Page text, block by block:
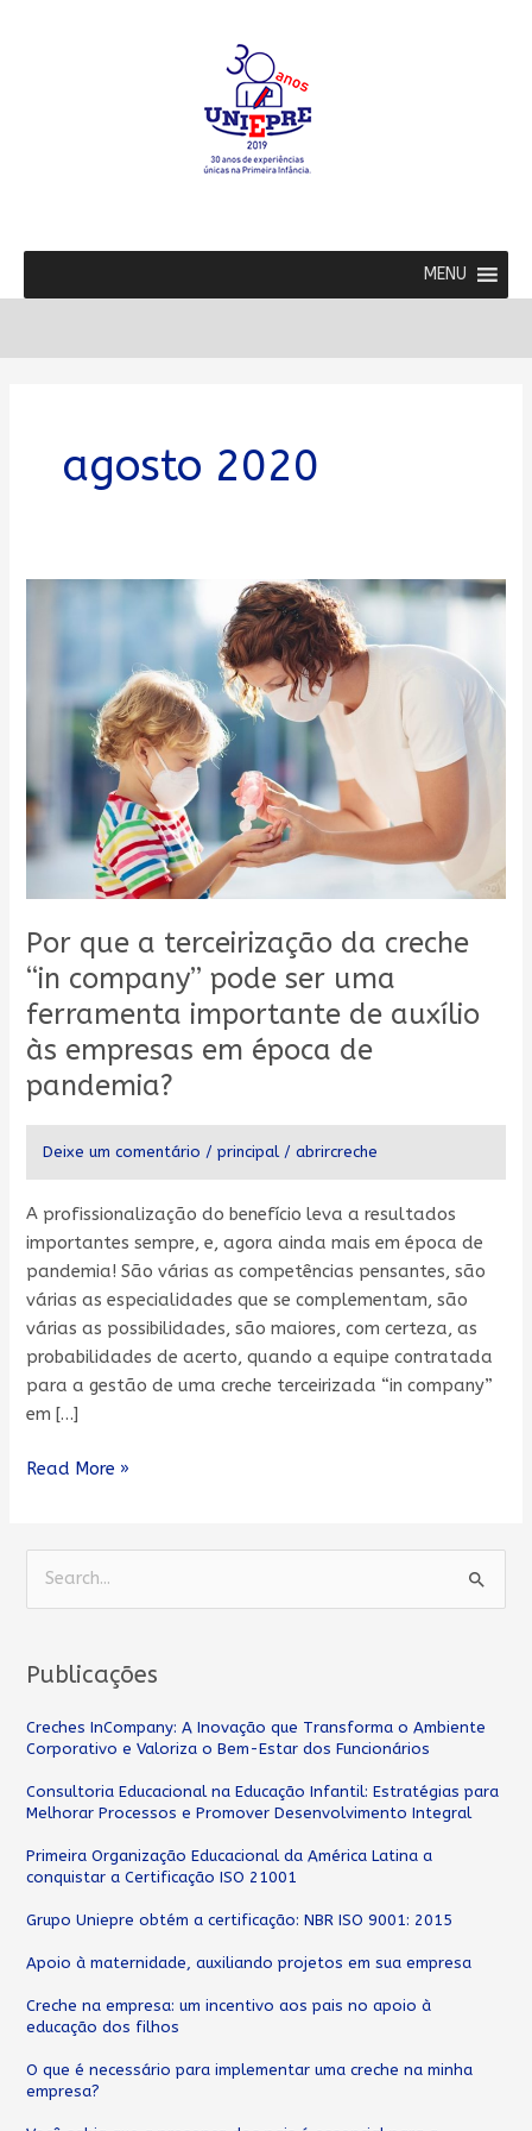
MENU
agosto 2020
Por que a terceirização da creche
“in company” pode ser uma
ferramenta importante de auxílio
às empresas em época de
pandemia?
Deixe um comentário /principal/abrircreche
A profissionalização do benefício leva a resultados
importantes sempre, e, agora ainda mais em época de
pandemia! São várias as competências pensantes, são
várias as especialidades que se complementam, são
várias as possibilidades, são maiores, com certeza, as
probabilidades de acerto, quando a equipe contratada
para a gestão de uma creche terceirizada “in company”
em […]
terceirização
creche
company”
pode
ser
ferramenta
importante
de
auxílio
às
empresas
em
época
pandemia?
Read More »
q
u
i
s
r
o
r
:
Publicações
Creches InCompany: A Inovação que Transforma o Ambiente
Corporativo e Valoriza o Bem-Estar dos Funcionários
Consultoria Educacional na Educação Infantil: Estratégias para
Melhorar Processos e Promover Desenvolvimento Integral
Primeira Organização Educacional da América Latina a
conquistar a Certificação ISO 21001
Grupo Uniepre obtém a certificação: NBR ISO 9001: 2015
Apoio à maternidade, auxiliando projetos em sua empresa
Creche na empresa: um incentivo aos pais no apoio à
educação dos filhos
O que é necessário para implementar uma creche na minha
empresa?